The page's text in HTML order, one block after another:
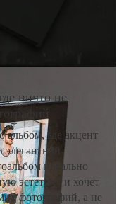
ничто не
альбом, где акцент
идеально
эстетику и хочет
фотографий, а не